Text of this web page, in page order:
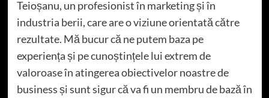
Teioșanu, un profesionist în marketing și în
industria berii, care are o viziune orientată către
rezultate. Mă bucur că ne putem baza pe
experiența și pe cunoștințele lui extrem de
valoroase în atingerea obiectivelor noastre de
business și sunt sigur că va fi un membru de bază în